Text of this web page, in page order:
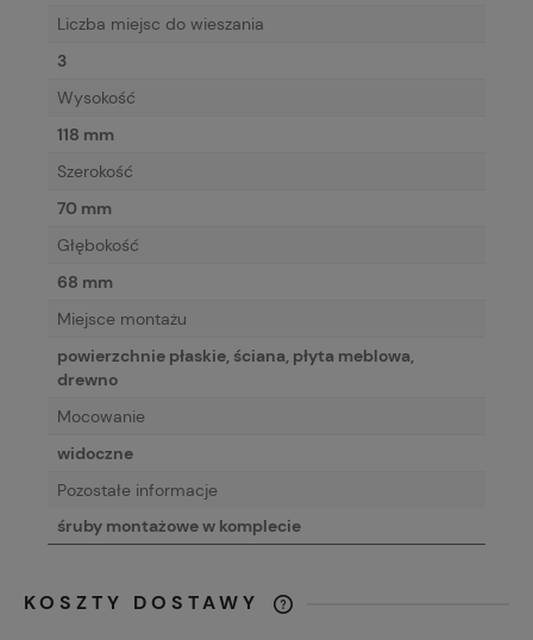
Liczba miejsc do wieszania
3
Wysokość
118 mm
Szerokość
70 mm
Głębokość
68 mm
Miejsce montażu
powierzchnie płaskie, ściana, płyta meblowa,
drewno
Mocowanie
widoczne
Pozostałe informacje
śruby montażowe w komplecie
KOSZTY DOSTAWY